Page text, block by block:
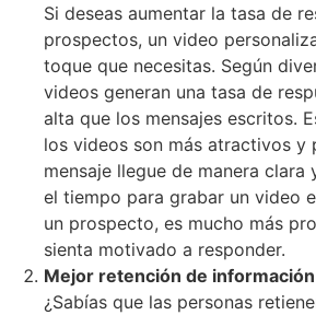
Si deseas aumentar la tasa de
prospectos, un video
toque que necesitas. Según
videos generan una tasa de
alta que los mensajes escritos.
los videos son más atractivos y
mensaje llegue de manera
el tiempo para grabar un video
un prospecto, es mucho más
sienta motivado a responder.
Mejor retención de información
¿Sabías que las personas